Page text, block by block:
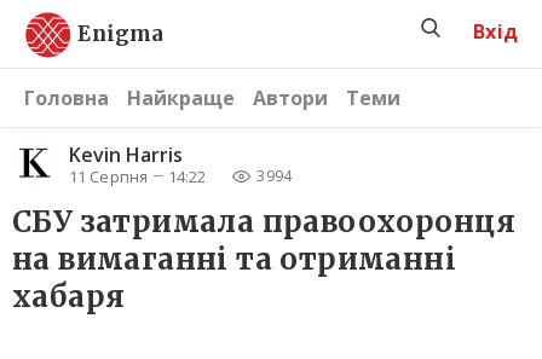
Enigma
Головна Найкраще Автори Теми
Вхід
Kevin Harris
11 Серпня 14:22 3994
СБУ затримала правоохоронця
на вимаганні та отриманні
хабаря